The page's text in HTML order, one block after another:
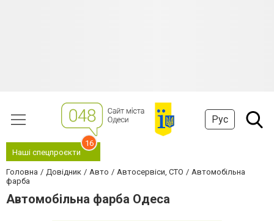
Рус
Наші спецпроєкти
16
Головна Довідник Авто Автосервіси, СТО
Автомобільна
фарба
Автомобільна фарба Одеса